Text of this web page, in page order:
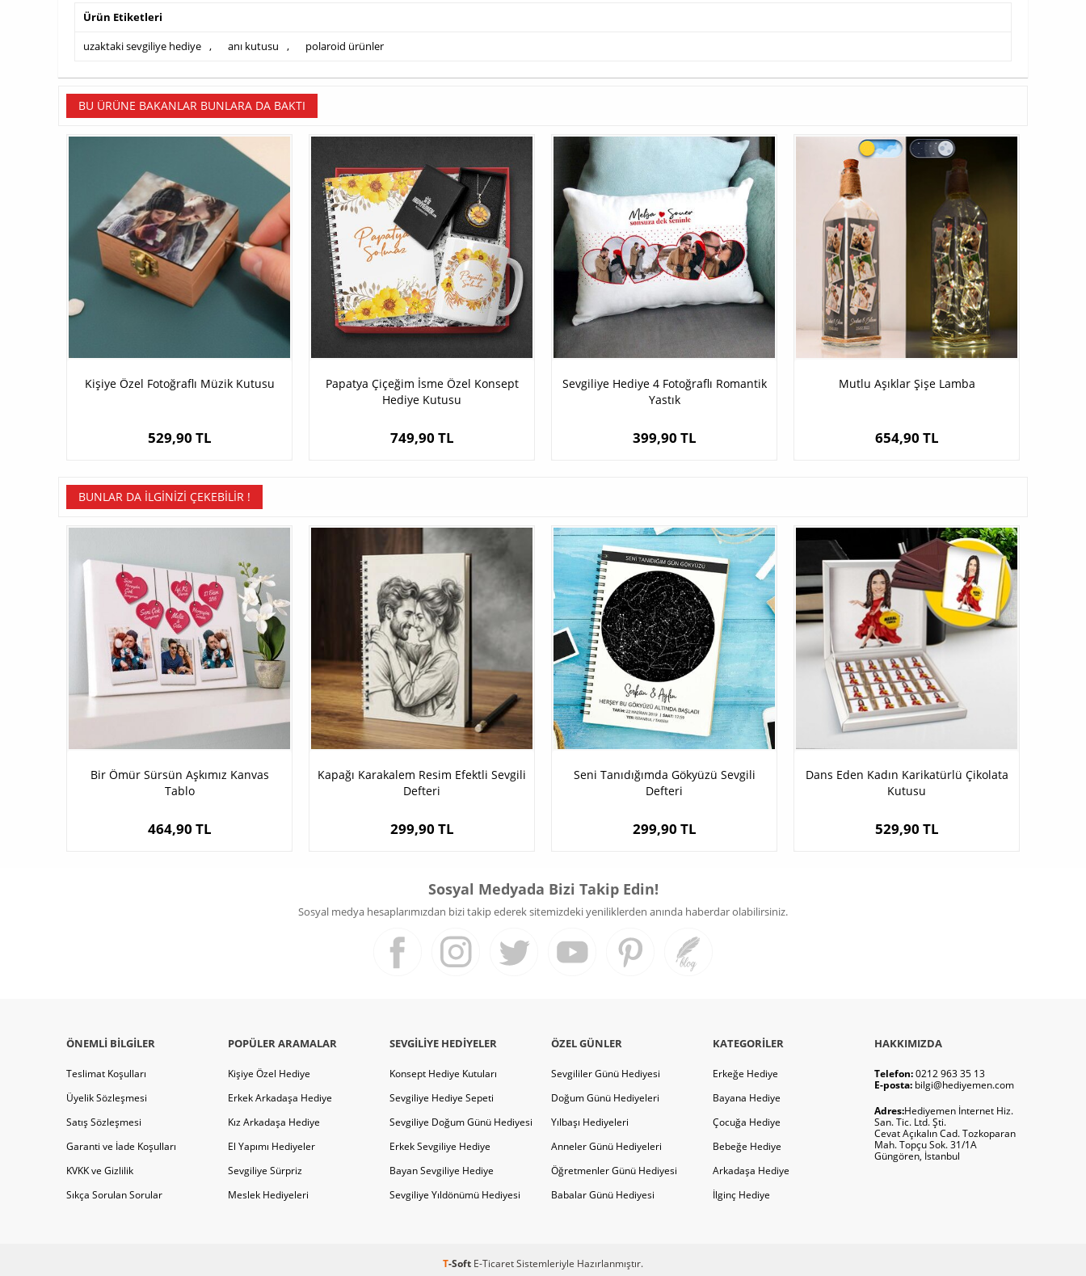
Ürün Etiketleri
uzaktaki sevgiliye hediye , anı kutusu , polaroid ürünler
BU ÜRÜNE BAKANLAR BUNLARA DA BAKTI
Kişiye Özel Fotoğraflı Müzik Kutusu
529,90 TL
Papatya Çiçeğim İsme Özel Konsept
Hediye Kutusu
749,90 TL
Sevgiliye Hediye 4 Fotoğraflı Romantik
Yastık
399,90 TL
Mutlu Aşıklar Şişe Lamba
654,90 TL
BUNLAR DA İLGINIZI ÇEKEBILIR !
Bir Ömür Sürsün Aşkımız Kanvas
Tablo
464,90 TL
Kapağı Karakalem Resim Efektli Sevgili
Defteri
299,90 TL
Seni Tanıdığımda Gökyüzü Sevgili
Defteri
299,90 TL
Dans Eden Kadın Karikatürlü Çikolata
Kutusu
529,90 TL
Sosyal Medyada Bizi Takip Edin!
Sosyal medya hesaplarımızdan bizi takip ederek sitemizdeki yeniliklerden anında haberdar olabilirsiniz.
ÖNEMLI BILGILER
Teslimat Koşulları
Üyelik Sözleşmesi
Satış Sözleşmesi
Garanti ve İade Koşulları
KVKK ve Gizlilik
Sıkça Sorulan Sorular
POPÜLER ARAMALAR
Kişiye Özel Hediye
Erkek Arkadaşa Hediye
Kız Arkadaşa Hediye
El Yapımı Hediyeler
Sevgiliye Sürpriz
Meslek Hediyeleri
SEVGILIYE HEDIYELER
Konsept Hediye Kutuları
Sevgiliye Hediye Sepeti
Sevgiliye Doğum Günü Hediyesi
Erkek Sevgiliye Hediye
Bayan Sevgiliye Hediye
Sevgiliye Yıldönümü Hediyesi
ÖZEL GÜNLER
Sevgililer Günü Hediyesi
Doğum Günü Hediyeleri
Yılbaşı Hediyeleri
Anneler Günü Hediyeleri
Öğretmenler Günü Hediyesi
Babalar Günü Hediyesi
KATEGORILER
Erkeğe Hediye
Bayana Hediye
Çocuğa Hediye
Bebeğe Hediye
Arkadaşa Hediye
İlginç Hediye
HAKKIMIZDA
Telefon:0212 963 35 13
E-posta: bilgi@hediyemen.com
Adres:Hediyemen İnternet Hiz.
San. Tic. Ltd. Şti.
Cevat Açıkalın Cad. Tozkoparan
Mah. Topçu Sok. 31/1A
Güngören, İstanbul
T-Soft E-TicaretSistemleriyle Hazırlanmıştır.